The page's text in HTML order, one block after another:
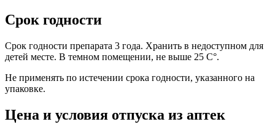
Срок годности
Срок годности препарата 3 года. Хранить в недоступном для
детей месте. В темном помещении, не выше 25 С°.
Не применять по истечении срока годности, указанного на
упаковке.
Цена и условия отпуска из аптек